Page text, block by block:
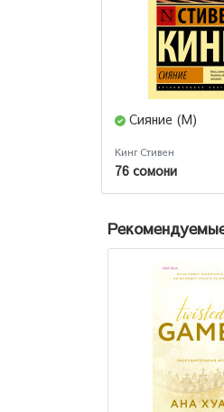
Сияние (М)
Кинг Стивен
76 сомони